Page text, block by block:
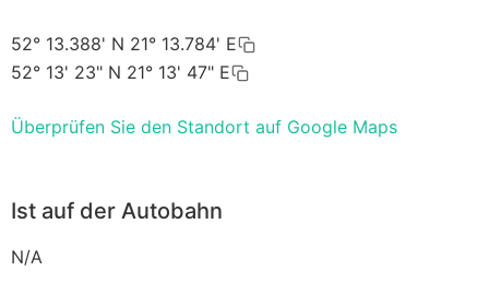
52° 13.388' N 21° 13.784' E
52° 13' 23" N 21° 13' 47" E
Überprüfen Sie den Standort auf Google Maps
Ist auf der Autobahn
N/A